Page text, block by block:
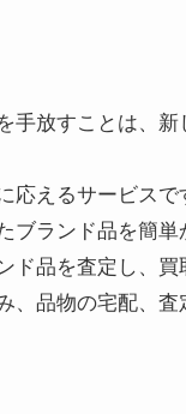
放すことは、
えるサービスで
ランド品を簡単
品を査定し、買
、品物の宅配、